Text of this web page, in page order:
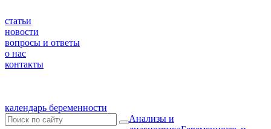
статьи
новости
вопросы и ответы
о нас
контакты
календарь беременности
Анализы и